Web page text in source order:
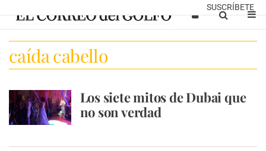
SUSCRÍBETE
caída cabello
Los siete mitos de Dubai que
no son verdad